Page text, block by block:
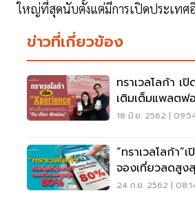
ใหญ่ที่สุดนับตั้งแต่มีการเปิดประเทศ
ข่าวที่เกี่ยวข้อง
ทราเวลโลก้า เ
เติมเต็มแพลตฟ
ผ่อน”
18 มิ.ย. 2562 |
“ทราเวลโลก้า
จองเที่ยวลดสูง
24 ก.ย. 2562 |